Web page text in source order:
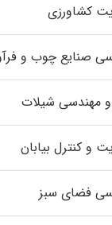
کشاورزی
صنایع چوب و
و مهندسی شیلات
و کنترل بیابان
فضای سبز